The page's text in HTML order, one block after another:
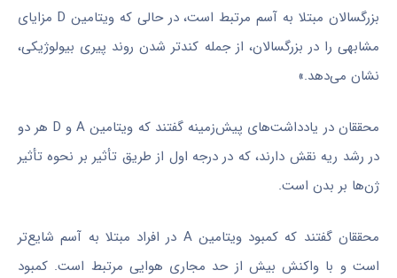
بزرگسالان مبتلا به آسم مرتبط است، در حالی که ویتامین D مزایای
مشابهی را در بزرگسالان، از جمله کندتر شدن روند پیری بیولوژیکی،
نشان می‌دهد.»
محققان در یادداشت‌های پیش‌زمینه گفتند که ویتامین A و D هر دو
در رشد ریه نقش دارند، که در درجه اول از طریق تأثیر بر نحوه تأثیر
ژن‌ها بر بدن است.
محققان گفتند که کمبود ویتامین A در افراد مبتلا به آسم شایع‌تر
است و با واکنش بیش از حد مجاری هوایی مرتبط است. کمبود